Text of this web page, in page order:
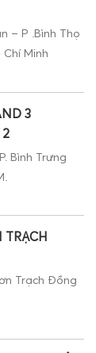
– P .Bình Thọ
Minh
3
2
Bình Trưng
Trạch Đồng